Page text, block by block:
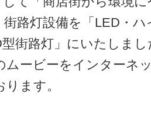
街路灯設備を「LED・
街路灯」にいたしま
ムービーをインターネ
ます。